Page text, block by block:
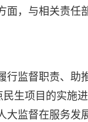
，与相关责任
行监督职责、
生项目的实施
大监督在服务发